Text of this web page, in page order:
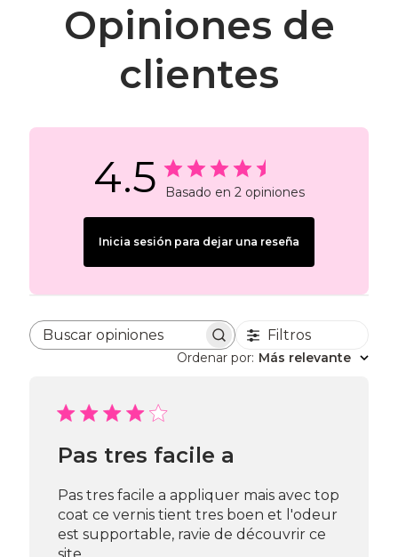
Opiniones de
clientes
4.5 Basado en 2 opiniones
Inicia sesión para dejar una reseña
Buscar opiniones Filtros
Ordenar por: Más relevante
Pas tres facile a
Pas tres facile a appliquer mais avec top
coat ce vernis tient tres boen et l'odeur
est supportable, ravie de découvrir ce